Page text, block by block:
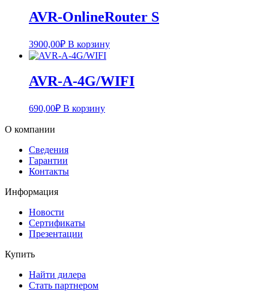
AVR-OnlineRouter S
3900,00₽ В корзину
AVR-A-4G/WIFI
690,00₽ В корзину
О компании
Сведения
Гарантии
Контакты
Информация
Новости
Сертификаты
Презентации
Купить
Найти дилера
Стать партнером